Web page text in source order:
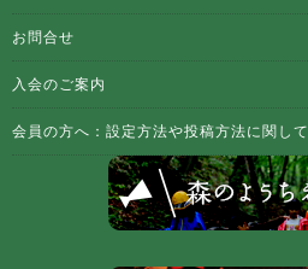
お問合せ
入会のご案内
会員の方へ：設定方法や投稿方法に関して